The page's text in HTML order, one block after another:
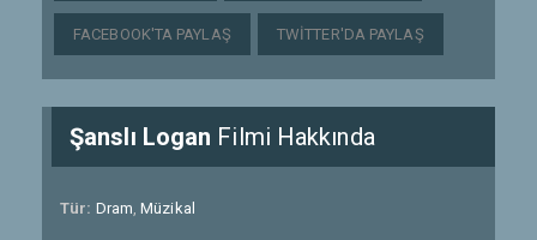
FACEBOOK'TA PAYLAŞ TWITTER'DA PAYLAŞ
Şanslı Logan Filmi Hakkında
Tür: Dram,Müzikal